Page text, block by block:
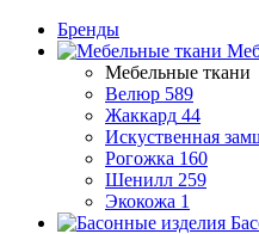
Бренды
Мебельные ткани
Велюр 589
Жаккард 44
Искуственная
Рогожка 160
Шенилл 259
Экокожа 1